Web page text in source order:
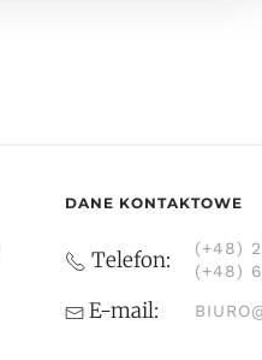
DANE KONTAKTOWE
Telefon:
(+48)
(+48)
E-mail: